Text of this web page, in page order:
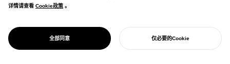
人都变得更有创造力的工具收纳方案。兼具了极简艺术般的外观和高度的功能性。
关于WAKERS的制作背景等详细信息，请点击这里
这里 查看。
详情请查看 Cookie政策
Cookie政策 。
全部同意 仅必要的Cookie